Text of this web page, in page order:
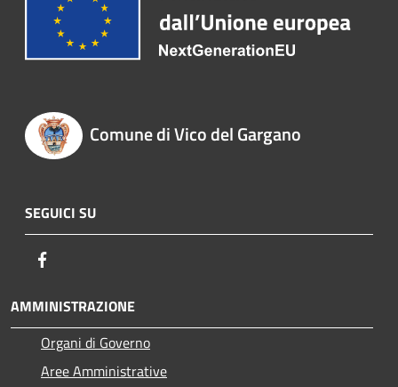
Comune di Vico del Gargano
SEGUICI SU
AMMINISTRAZIONE
Organi di Governo
Aree Amministrative